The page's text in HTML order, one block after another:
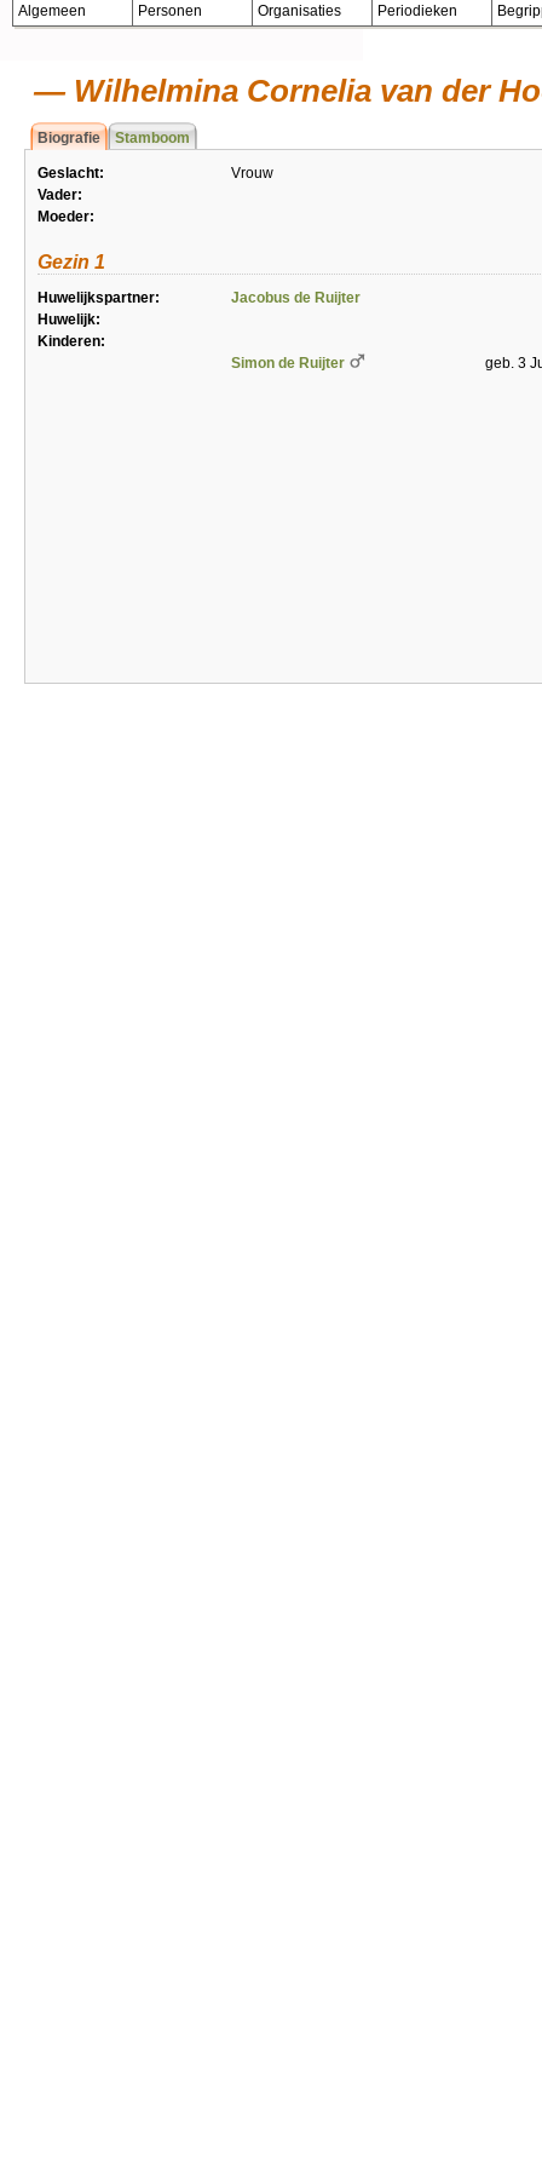
Algemeen Personen Organisaties Periodieken
Wilhelmina Cornelia van der
Biografie Stamboom
Geslacht:
Vrouw
Vader:
Moeder:
Gezin 1
Huwelijkspartner:
Jacobus de Ruijter
Huwelijk:
Kinderen:
Simon de Ruijter
geb. 3